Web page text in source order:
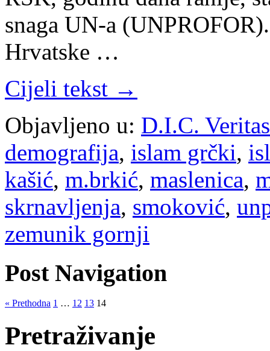
snaga UN-a
Hrvatske …
Cijeli tekst →
Objavljeno u: D.I.C. Veritas
demografija, islam grčki,
kašić, m.brkić, maslenica,
skrnavljenja, smoković,
zemunik gornji
Post Navigation
« Prethodna 1 … 12 13 14
Pretraživanje